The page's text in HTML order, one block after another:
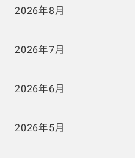
2026年8月
2026年7月
2026年6月
2026年5月